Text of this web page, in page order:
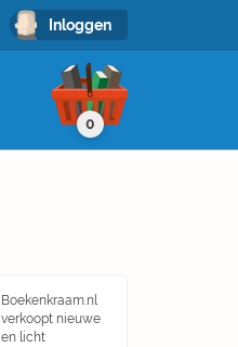
Inloggen
0
Boekenkraam.nl
verkoopt nieuwe
en licht